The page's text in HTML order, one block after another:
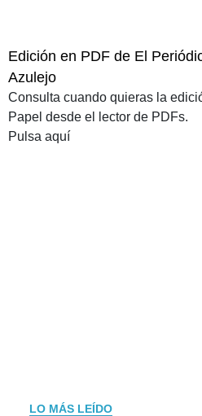
Edición en PDF de El
Azulejo
Consulta cuando quieras la
Papel desde el lector de PDFs.
Pulsa aquí
LO MÁS LEÍDO